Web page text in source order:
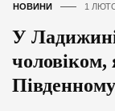
НОВИНИ 1
У
чоловіком,